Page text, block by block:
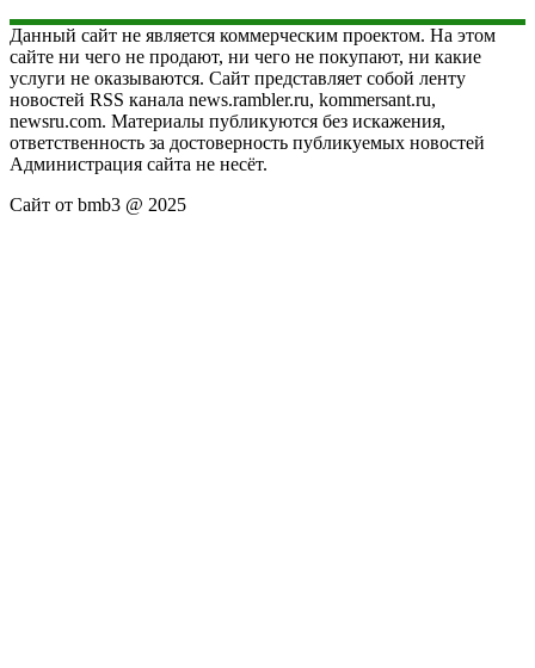
Данный сайт не является коммерческим проектом. На этом
сайте ни чего не продают, ни чего не покупают, ни какие
услуги не оказываются. Сайт представляет собой ленту
новостей RSS канала news.rambler.ru, kommersant.ru,
newsru.com. Материалы публикуются без искажения,
ответственность за достоверность публикуемых новостей
Администрация сайта не несёт.
Сайт от bmb3 @ 2025